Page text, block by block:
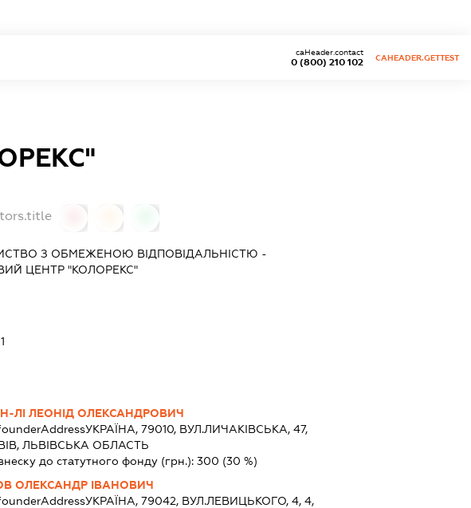
0 (800) 210 102
caHeader.contact
CAHEADER.GETTEST
З ОБМЕЖЕНОЮ ВІДПОВІДАЛЬНІСТЮ -
ЦЕНТР "КОЛОРЕКС"
ЛІ ЛЕОНІД ОЛЕКСАНДРОВИЧ
УКРАЇНА, 79010, ВУЛ.ЛИЧАКІВСЬКА, 47,
ЛЬВІВСЬКА ОБЛАСТЬ
до статутного фонду (грн.):300 (30 %)
ОЛЕКСАНДР ІВАНОВИЧ
УКРАЇНА, 79042, ВУЛ.ЛЕВИЦЬКОГО, 4, 4,